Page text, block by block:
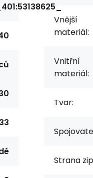
Vnější
materiál:
Vnitřní
materiál:
Tvar:
Strana